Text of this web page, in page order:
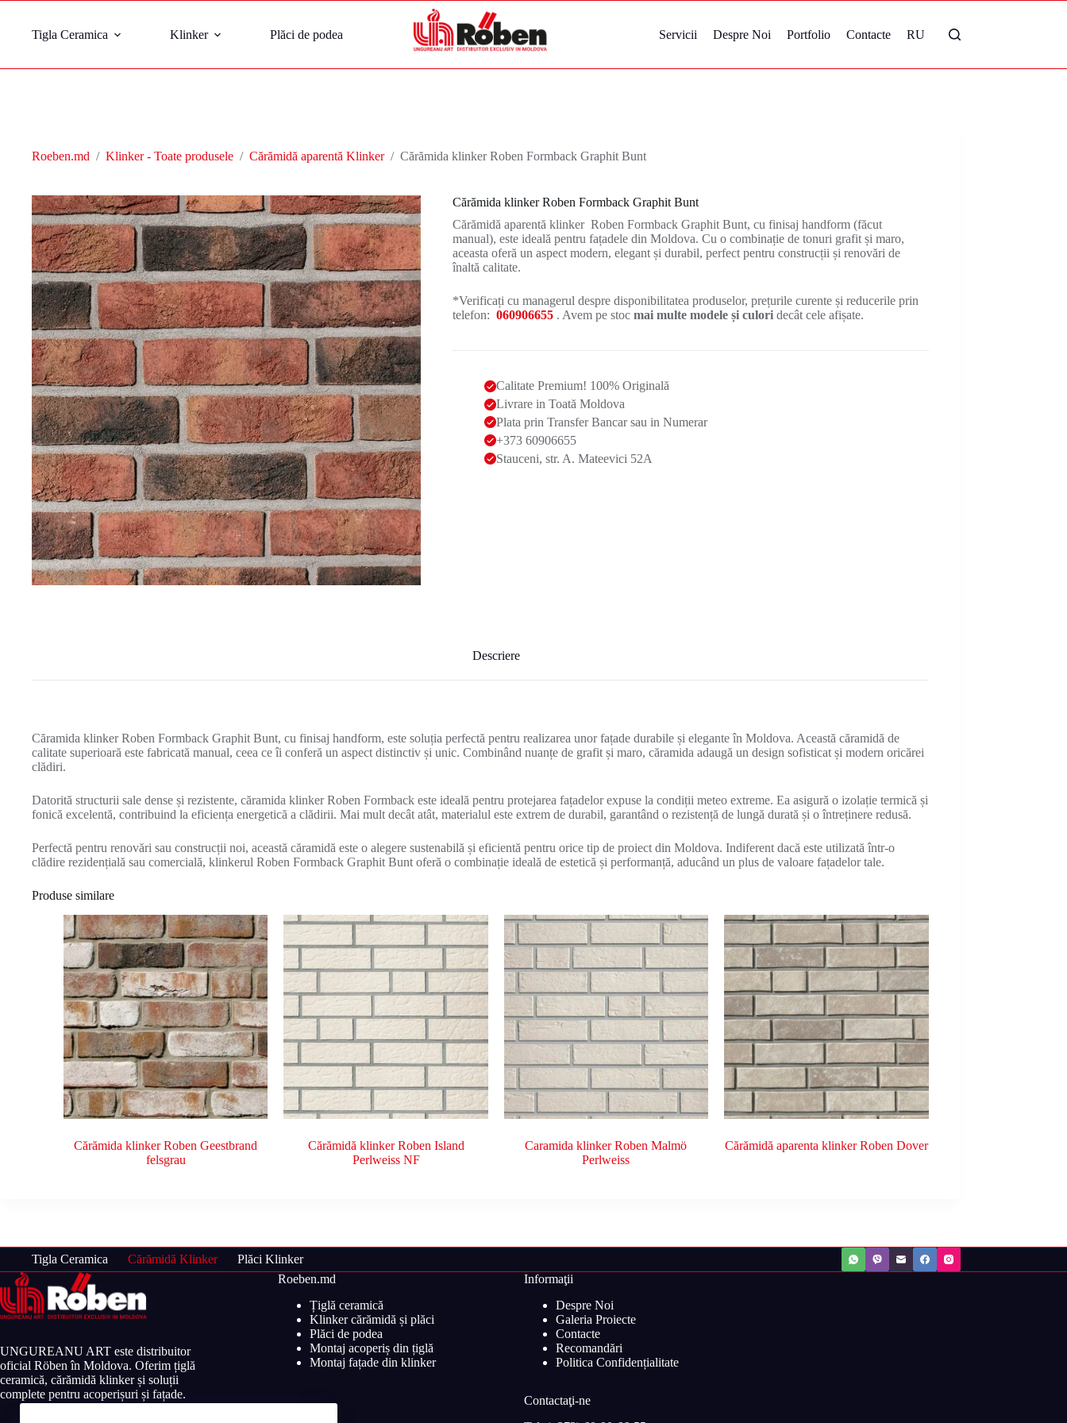
Tigla Ceramica Klinker Plăci de podea Servicii Despre Noi Portfolio Contacte RU
Roeben.md / Klinker - Toate produsele / Cărămidă aparentă Klinker / Cărămida klinker Roben Formback Graphit Bunt
Cărămida klinker Roben Formback Graphit Bunt
Cărămidă aparentă klinker Roben Formback Graphit Bunt, cu finisaj handform (făcut
manual), este ideală pentru fațadele din Moldova. Cu o combinație de tonuri grafit și maro,
aceasta oferă un aspect modern, elegant și durabil, perfect pentru construcții și renovări de
înaltă calitate.
*Verificați cu managerul despre disponibilitatea produselor, prețurile curente și reducerile prin
telefon:060906655 . Avem pe stocmai multe modele și culoridecât cele afișate.
Calitate Premium! 100% Originală
Livrare in Toată Moldova
Plata prin Transfer Bancar sau in Numerar
+373 60906655
Stauceni, str. A. Mateevici 52A
Descriere
Căramida klinker Roben Formback Graphit Bunt, cu finisaj handform, este soluția perfectă pentru realizarea unor fațade durabile și elegante în Moldova. Această căramidă de
calitate superioară este fabricată manual, ceea ce îi conferă un aspect distinctiv și unic. Combinând nuanțe de grafit și maro, căramida adaugă un design sofisticat și modern oricărei
clădiri.
Datorită structurii sale dense și rezistente, căramida klinker Roben Formback este ideală pentru protejarea fațadelor expuse la condiții meteo extreme. Ea asigură o izolație termică și
fonică excelentă, contribuind la eficiența energetică a clădirii. Mai mult decât atât, materialul este extrem de durabil, garantând o rezistență de lungă durată și o întreținere redusă.
Perfectă pentru renovări sau construcții noi, această căramidă este o alegere sustenabilă și eficientă pentru orice tip de proiect din Moldova. Indiferent dacă este utilizată într-o
clădire rezidențială sau comercială, klinkerul Roben Formback Graphit Bunt oferă o combinație ideală de estetică și performanță, aducând un plus de valoare fațadelor tale.
Produse similare
Cărămida klinker Roben Geestbrand
felsgrau
Cărămidă klinker Roben Island
Perlweiss NF
Caramida klinker Roben Malmö
Perlweiss
Cărămidă aparenta klinker Roben Dover
Tigla Ceramica Cărămidă Klinker Plăci Klinker
UNGUREANU ART este distribuitor
oficial Röben în Moldova. Oferim țiglă
ceramică, cărămidă klinker și soluții
complete pentru acoperișuri și fațade.
Roeben.md
Țiglă ceramică
Klinker cărămidă și plăci
Plăci de podea
Montaj acoperiș din țiglă
Montaj fațade din klinker
Informaţii
Despre Noi
Galeria Proiecte
Contacte
Recomandări
Politica Confidențialitate
Contactaţi-ne